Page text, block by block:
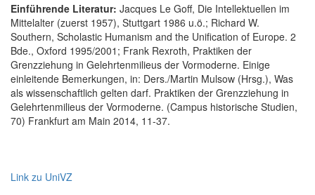
Einführende Literatur: Jacques Le Goff, Die Intellektuellen im
Mittelalter (zuerst 1957), Stuttgart 1986 u.ö.; Richard W.
Southern, Scholastic Humanism and the Unification of Europe. 2
Bde., Oxford 1995/2001; Frank Rexroth, Praktiken der
Grenzziehung in Gelehrtenmilieus der Vormoderne. Einige
einleitende Bemerkungen, in: Ders./Martin Mulsow (Hrsg.), Was
als wissenschaftlich gelten darf. Praktiken der Grenzziehung in
Gelehrtenmilieus der Vormoderne. (Campus historische Studien,
70) Frankfurt am Main 2014, 11-37.
Link zu UniVZ